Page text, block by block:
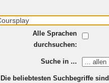
Alle Sprachen
durchsuchen:
Suche in ...
Die beliebtesten Suchbegriffe